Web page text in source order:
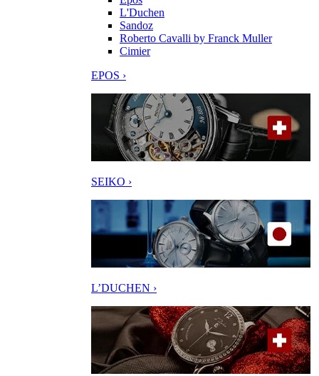
L'Duchen
Sandoz
Roberto Cavalli by Franck Muller
Cimier
EPOS ›
SEIKO ›
L’DUCHEN ›